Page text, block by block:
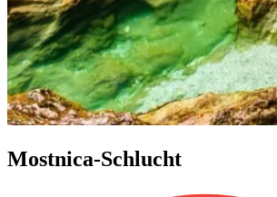
Mostnica-Schlucht